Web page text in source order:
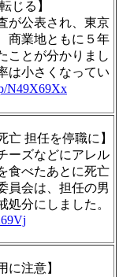
じる】
が公表され、東京
商業地ともに５年
ことが分かりまし
は小さくなってい
N49X69Xx
亡 担任を停職に】
ーズなどにアレル
食べたあとに死亡
員会は、担任の男
処分にしました。
に注意】